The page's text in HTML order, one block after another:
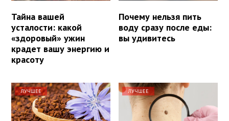
Тайна вашей
усталости: какой
«здоровый» ужин
крадет вашу энергию и
красоту
Почему нельзя пить
воду сразу после еды:
вы удивитесь
ЛУЧШЕЕ ЛУЧШЕЕ